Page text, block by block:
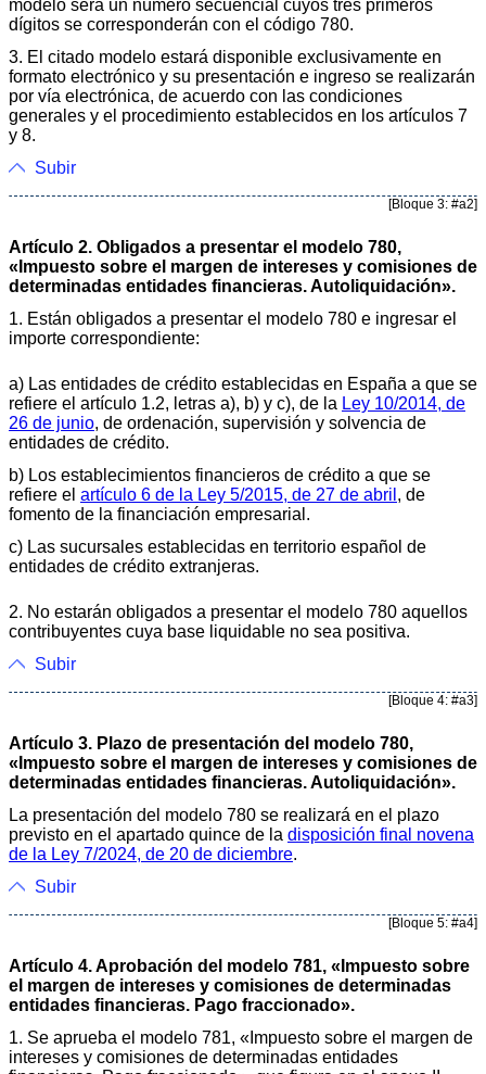
modelo será un número secuencial cuyos tres primeros
dígitos se corresponderán con el código 780.
3. El citado modelo estará disponible exclusivamente en
formato electrónico y su presentación e ingreso se realizarán
por vía electrónica, de acuerdo con las condiciones
generales y el procedimiento establecidos en los artículos 7
y 8.
Subir
[Bloque 3: #a2]
Artículo 2. Obligados a presentar el modelo 780,
«Impuesto sobre el margen de intereses y comisiones de
determinadas entidades financieras. Autoliquidación».
1. Están obligados a presentar el modelo 780 e ingresar el
importe correspondiente:
a) Las entidades de crédito establecidas en España a que se
refiere el artículo 1.2, letras a), b) y c), de la Ley 10/2014, de
26 de junio, de ordenación, supervisión y solvencia de
entidades de crédito.
b) Los establecimientos financieros de crédito a que se
refiere el artículo 6 de la Ley 5/2015, de 27 de abril , de
fomento de la financiación empresarial.
c) Las sucursales establecidas en territorio español de
entidades de crédito extranjeras.
2. No estarán obligados a presentar el modelo 780 aquellos
contribuyentes cuya base liquidable no sea positiva.
Subir
[Bloque 4: #a3]
Artículo 3. Plazo de presentación del modelo 780,
«Impuesto sobre el margen de intereses y comisiones de
determinadas entidades financieras. Autoliquidación».
La presentación del modelo 780 se realizará en el plazo
previsto en el apartado quince de la disposición final novena
de la Ley 7/2024, de 20 de diciembre.
Subir
[Bloque 5: #a4]
Artículo 4. Aprobación del modelo 781, «Impuesto sobre
el margen de intereses y comisiones de determinadas
entidades financieras. Pago fraccionado».
1. Se aprueba el modelo 781, «Impuesto sobre el margen de
intereses y comisiones de determinadas entidades